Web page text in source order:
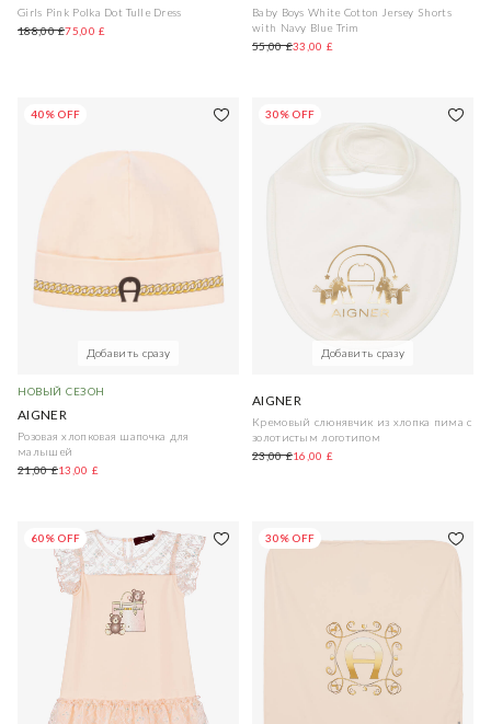
Girls Pink Polka Dot Tulle Dress
188,00 £75,00 £
Baby Boys White Cotton Jersey Shorts
with Navy Blue Trim
55,00 £33,00 £
40% OFF
Добавить сразу
НОВЫЙ СЕЗОН
AIGNER
Розовая хлопковая шапочка для
малышей
21,00 £13,00 £
30% OFF
Добавить сразу
AIGNER
Кремовый слюнявчик из хлопка пима с
золотистым логотипом
23,00 £16,00 £
60% OFF 30% OFF